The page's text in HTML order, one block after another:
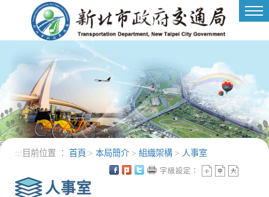
進入內容區塊
::: 目前位置 ： 首頁 > 本局簡介 > 組織架構 > 人事室
人事室
字級設定：